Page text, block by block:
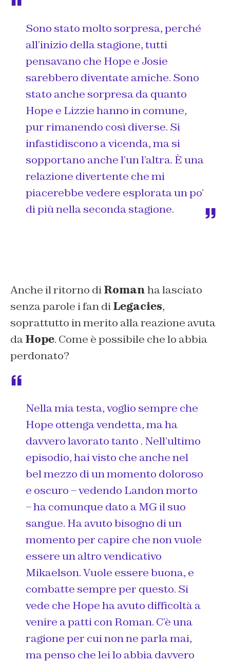
Sono stato molto sorpresa, perché
all’inizio della stagione, tutti
pensavano che Hope e Josie
sarebbero diventate amiche. Sono
stato anche sorpresa da quanto
Hope e Lizzie hanno in comune,
pur rimanendo così diverse. Si
infastidiscono a vicenda, ma si
sopportano anche l’un l’altra. È una
relazione divertente che mi
piacerebbe vedere esplorata un po’
di più nella seconda stagione.
Anche il ritorno diRomanha lasciato
senza parole i fan diLegacies,
soprattutto in merito alla reazione avuta
daHope. Come è possibile che lo abbia
perdonato?
Nella mia testa, voglio sempre che
Hope ottenga vendetta, ma ha
davvero lavorato tanto . Nell’ultimo
episodio, hai visto che anche nel
bel mezzo di un momento doloroso
e oscuro – vedendo Landon morto
– ha comunque dato a MG il suo
sangue. Ha avuto bisogno di un
momento per capire che non vuole
essere un altro vendicativo
Mikaelson. Vuole essere buona, e
combatte sempre per questo. Si
vede che Hope ha avuto difficoltà a
venire a patti con Roman. C’è una
ragione per cui non ne parla mai,
ma penso che lei lo abbia davvero